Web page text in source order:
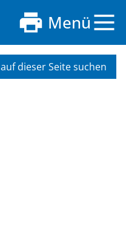
Menü
auf dieser Seite suchen